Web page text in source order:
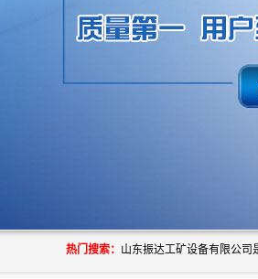
热门搜索：